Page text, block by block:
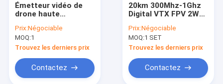
Émetteur vidéo de
drone haute
pour une expérience
FPV stable et à faible
latence
Prix:Négociable
MOQ:1
Trouvez les derniers prix
Contactez
20km 300Mhz-1Ghz
Digital VTX FPV 2W
émetteur et
récepteur 8 canaux
Prix:Négociable
MOQ:1 SET
Trouvez les derniers prix
Contactez